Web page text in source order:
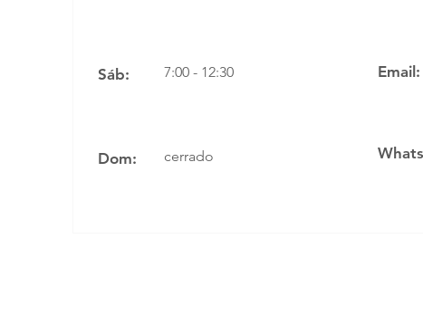
Sáb: 7:00 - 12:30
Dom: cerrado
Email: